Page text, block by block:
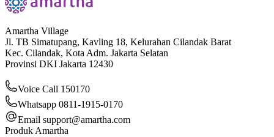
Amartha Village
Jl. TB Simatupang, Kavling 18, Kelurahan Cilandak Barat
Kec. Cilandak, Kota Adm. Jakarta Selatan
Provinsi DKI Jakarta 12430
Voice Call 150170
Whatsapp 0811-1915-0170
Email support@amartha.com
Produk Amartha